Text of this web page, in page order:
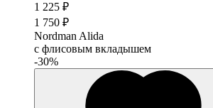
1 225 ₽
1 750 ₽
Nordman Alida
с флисовым вкладышем
-30%